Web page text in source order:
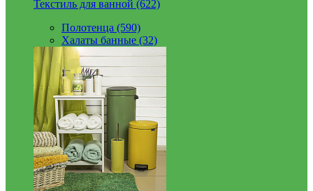
Текстиль для ванной (622)
Полотенца (590)
Халаты банные (32)